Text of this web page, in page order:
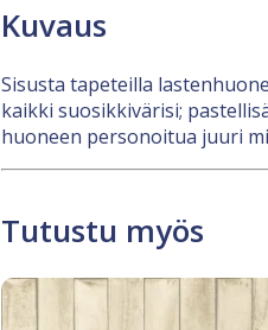
Kuvaus
Sisusta tapeteilla
kaikki suosikkivärisi;
huoneen personoitua juuri
Tutustu myös